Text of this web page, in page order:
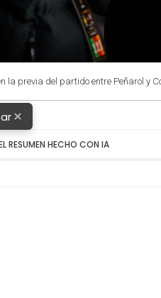
la previa del partido entre Peñarol y
×
RESUMEN HECHO CON IA